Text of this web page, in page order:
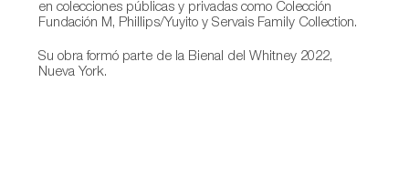
en colecciones públicas y privadas como Colección
Fundación M, Phillips/Yuyito y Servais Family Collection.
Su obra formó parte de la Bienal del Whitney 2022,
Nueva York.